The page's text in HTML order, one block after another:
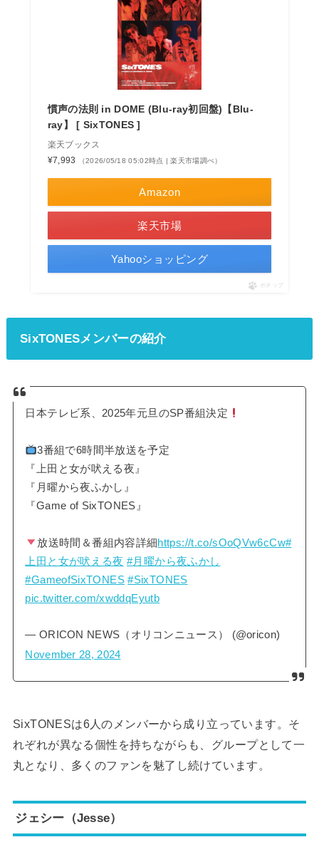
慣声の法則 in DOME (Blu-ray初回盤)【Blu-
ray】 [ SixTONES ]
楽天ブックス
¥7,993
（2026/05/18 05:02時点 | 楽天市場調べ）
Amazon
楽天市場
Yahooショッピング
ポチップ
SixTONESメンバーの紹介
日本テレビ系、2025年元旦のSP番組決定
3番組で6時間半放送を予定
『上田と女が吠える夜』
『月曜から夜ふかし』
『Game of SixTONES』
放送時間＆番組内容詳細https://t.co/sOoQVw6cCw#
上田と女が吠える夜 #月曜から夜ふかし
#GameofSixTONES #SixTONES
pic.twitter.com/xwddqEyutb
— ORICON NEWS（オリコンニュース） (@oricon)
November 28, 2024
SixTONESは6人のメンバーから成り立っています。そ
れぞれが異なる個性を持ちながらも、グループとして一
丸となり、多くのファンを魅了し続けています。
ジェシー（Jesse）